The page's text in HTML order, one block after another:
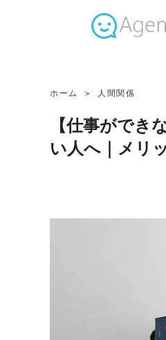
ホーム 人間関係
【仕事ができ
い人へ｜メリ